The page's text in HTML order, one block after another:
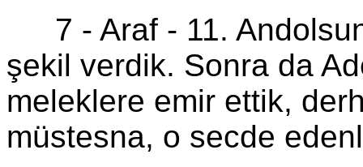
7 - Araf - 11.
şekil verdik. Sonra da
meleklere emir ettik,
müstesna, o secde